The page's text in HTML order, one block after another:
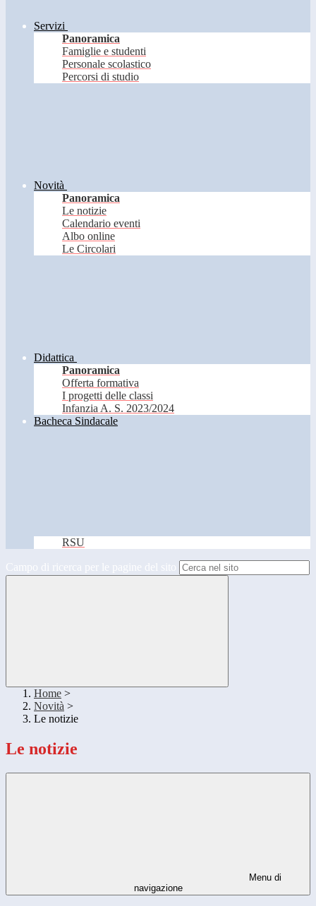
Servizi
Panoramica
Famiglie e studenti
Personale scolastico
Percorsi di studio
Novità
Panoramica
Le notizie
Calendario eventi
Albo online
Le Circolari
Didattica
Panoramica
Offerta formativa
I progetti delle classi
Infanzia A. S. 2023/2024
Bacheca Sindacale
RSU
Campo di ricerca per le pagine del sito
Home >
Novità >
Le notizie
Le notizie
Menu di
navigazione